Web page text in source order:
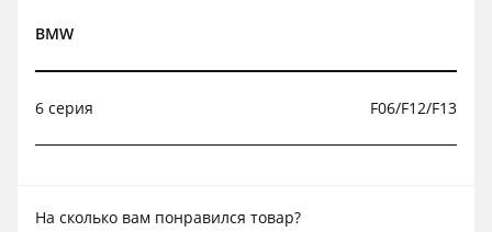
BMW
6 серия F06/F12/F13
На сколько вам понравился товар?